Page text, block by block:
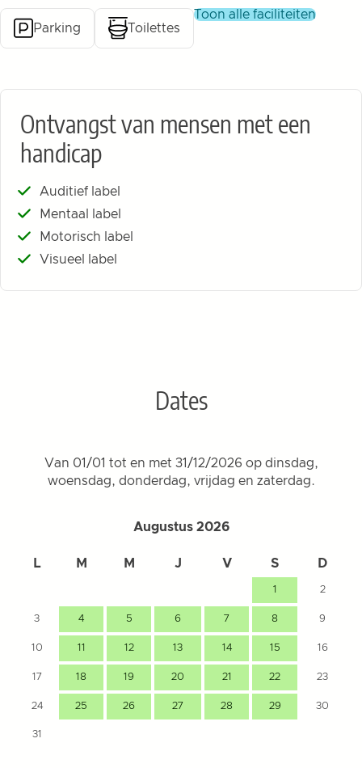
Parking Toilettes
toon alle faciliteiten
Ontvangst van mensen met een
handicap
Auditief label
Mentaal label
Motorisch label
Visueel label
Dates
Van 01/01 tot en met 31/12/2026 op dinsdag,
woensdag, donderdag, vrijdag en zaterdag.
Augustus 2026
L M M J V S D
1 2
3 4 5 6 7 8 9
10 11 12 13 14 15 16
17 18 19 20 21 22 23
24 25 26 27 28 29 30
31